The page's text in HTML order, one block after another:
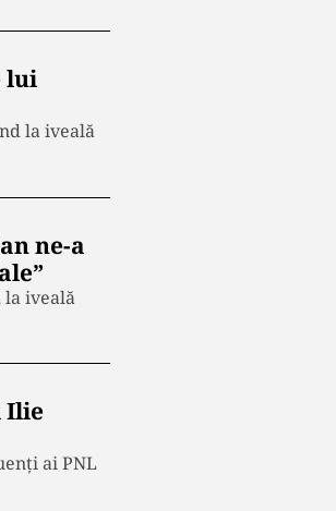
lui
la iveală
ne-a
iveală
Ilie
ai PNL